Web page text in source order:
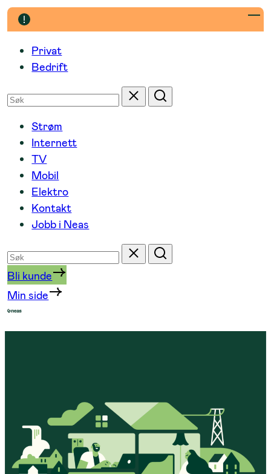
Hopp
til
innholdPrivat
Bedrift
Søk
etter
Tilbakestill
Søk
Strøm
Internett
TV
Mobil
Elektro
Kontakt
Jobb i Neas
Søk
etter
Tilbakestill
Søk
Bli kunde
Min side